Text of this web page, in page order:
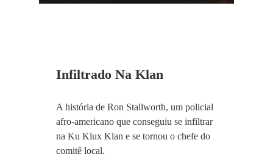
Infiltrado Na Klan
A história de Ron Stallworth, um policial
afro-americano que conseguiu se infiltrar
na Ku Klux Klan e se tornou o chefe do
comitê local.